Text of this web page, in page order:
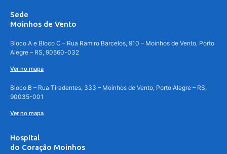
Sede
Moinhos de Vento
Bloco A e Bloco C – Rua Ramiro Barcelos, 910 – Moinhos de Vento, Porto
Alegre – RS, 90560-032
Ver no mapa
Bloco B – Rua Tiradentes, 333 – Moinhos de Vento, Porto Alegre – RS,
90035-001
Ver no mapa
Hospital
do Coração Moinhos